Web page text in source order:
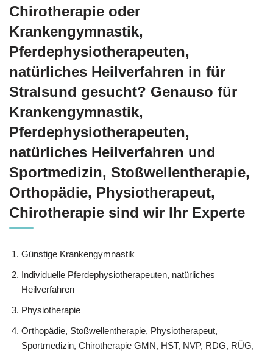
Chirotherapie oder
Krankengymnastik,
Pferdephysiotherapeuten,
natürliches Heilverfahren in für
Stralsund gesucht? Genauso für
Krankengymnastik,
Pferdephysiotherapeuten,
natürliches Heilverfahren und
Sportmedizin, Stoßwellentherapie,
Orthopädie, Physiotherapeut,
Chirotherapie sind wir Ihr Experte
Günstige Krankengymnastik
Individuelle Pferdephysiotherapeuten, natürliches
Heilverfahren
Physiotherapie
Orthopädie, Stoßwellentherapie, Physiotherapeut,
Sportmedizin, Chirotherapie GMN, HST, NVP, RDG, RÜG,